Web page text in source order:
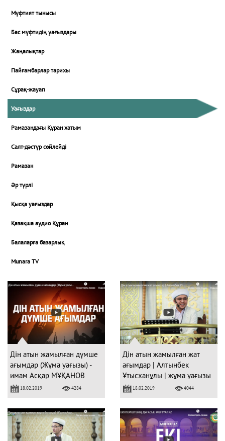
Мүфтият тынысы
Бас мүфтидің уағыздары
Жаңалықтар
Пайғамбарлар тарихы
Сұрақ-жауап
Уағыздар
Рамазандағы Құран хатым
Салт-дәстүр сөйлейді
Рамазан
Әр түрлі
Қысқа уағыздар
Қазақша аудио Құран
Балаларға базарлық
Munara TV
Дін атын жамылған дүмше
ағымдар (Жұма уағызы) -
имам Асқар МҰҚАНОВ
18.02.2019 4284
Дін атын жамылған жат
ағымдар | Алтынбек
Ұтысханұлы | жұма уағызы
18.02.2019 4044